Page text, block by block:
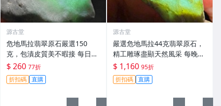
源古堂
危地馬拉翡翠原石嚴選150
克，包漬皮質美不暇接 每日拍
賣晚11點截標 真實成交 危地
馬拉、翡翠原石、包漿皮
$ 260 77折
折扣碼 直購
源古堂
嚴選危地馬拉44克翡翠原石，
精工雕琢盡顯天然風采 每晚11
點截標 日拍推薦 危地馬拉 翡
翠原石 雕琢作品
$ 1,160 95折
折扣碼 直購